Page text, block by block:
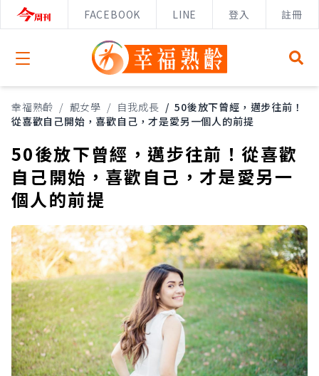
FACEBOOK LINE 登入 註冊
Open menu
幸福熟齡 / 靚女學 / 自我成長 / 50後放下曾經，邁步往前！
從喜歡自己開始，喜歡自己，才是愛另一個人的前提
50後放下曾經，邁步往前！從喜歡
自己開始，喜歡自己，才是愛另一
個人的前提